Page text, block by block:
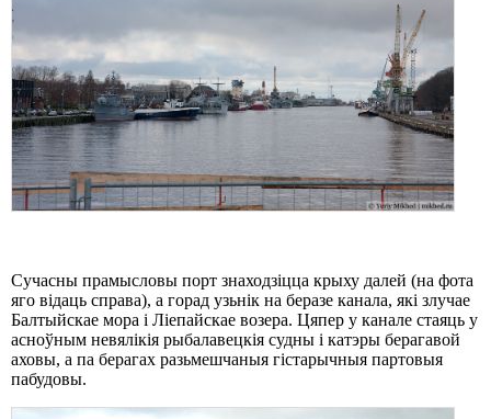
Сучасны прамысловы порт знаходзіцца крыху далей (на фота
яго відаць справа), а горад узьнік на беразе канала, які злучае
Балтыйскае мора і Ліепайскае возера. Цяпер у канале стаяць у
асноўным невялікія рыбалавецкія судны і катэры берагавой
аховы, а па берагах разьмешчаныя гістарычныя партовыя
пабудовы.